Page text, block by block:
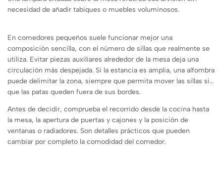
necesidad de añadir tabiques o muebles voluminosos.
En comedores pequeños suele funcionar mejor una
composición sencilla, con el número de sillas que realmente se
utiliza. Evitar piezas auxiliares alrededor de la mesa deja una
circulación más despejada. Si la estancia es amplia, una alfombra
puede delimitar la zona, siempre que permita mover las sillas sin
que las patas queden fuera de sus bordes.
Antes de decidir, comprueba el recorrido desde la cocina hasta
la mesa, la apertura de puertas y cajones y la posición de
ventanas o radiadores. Son detalles prácticos que pueden
cambiar por completo la comodidad del comedor.